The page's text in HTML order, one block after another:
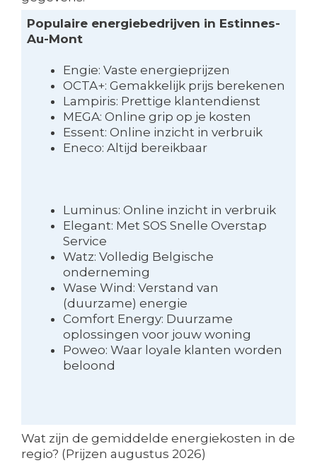
Populaire energiebedrijven in Estinnes-
Au-Mont
Engie: Vaste energieprijzen
OCTA+: Gemakkelijk prijs berekenen
Lampiris: Prettige klantendienst
MEGA: Online grip op je kosten
Essent: Online inzicht in verbruik
Eneco: Altijd bereikbaar
Luminus: Online inzicht in verbruik
Elegant: Met SOS Snelle Overstap
Service
Watz: Volledig Belgische
onderneming
Wase Wind: Verstand van
(duurzame) energie
Comfort Energy: Duurzame
oplossingen voor jouw woning
Poweo: Waar loyale klanten worden
beloond
Wat zijn de gemiddelde energiekosten in de
regio? (Prijzen augustus 2026)